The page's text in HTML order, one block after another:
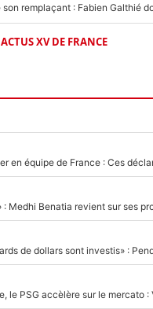
ACTUS XV DE FRANCE